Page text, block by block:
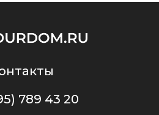
789 43 20